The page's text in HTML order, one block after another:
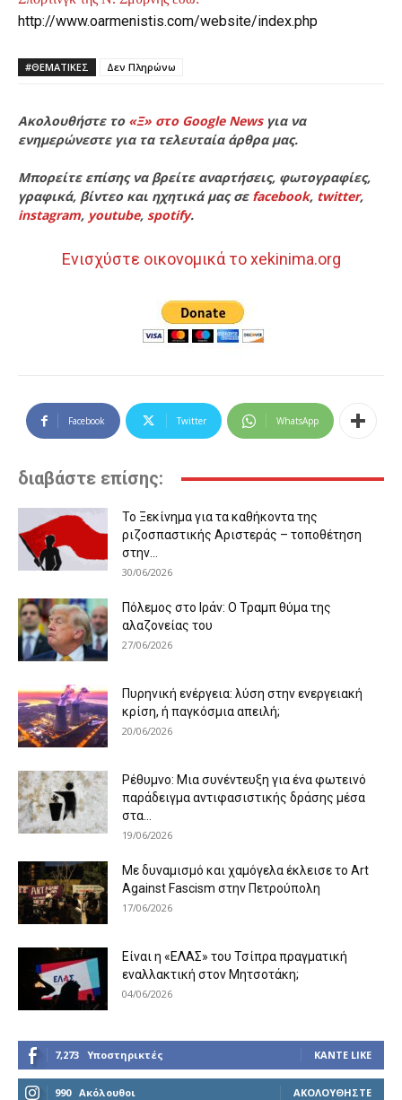
http://www.oarmenistis.com/website/index.php
#ΘΕΜΑΤΙΚΈΣ Δεν Πληρώνω
Ακολουθήστε το «Ξ» στο Google Newsγια να
ενημερώνεστε για τα τελευταία άρθρα μας.
Μπορείτε επίσης να βρείτε αναρτήσεις, φωτογραφίες,
γραφικά, βίντεο και ηχητικά μας σε facebook, twitter,
instagram, youtube, spotify.
Ενισχύστε οικονομικά το xekinima.org
Facebook Twitter WhatsApp
διαβάστε επίσης:
Το Ξεκίνημα για τα καθήκοντα της
ριζοσπαστικής Αριστεράς – τοποθέτηση
στην...
30/06/2026
Πόλεμος στο Ιράν: Ο Τραμπ θύμα της
αλαζονείας του
27/06/2026
Πυρηνική ενέργεια: λύση στην ενεργειακή
κρίση, ή παγκόσμια απειλή;
20/06/2026
Ρέθυμνο: Μια συνέντευξη για ένα φωτεινό
παράδειγμα αντιφασιστικής δράσης μέσα
στα...
19/06/2026
Με δυναμισμό και χαμόγελα έκλεισε το Art
Against Fascism στην Πετρούπολη
17/06/2026
Είναι η «ΕΛΑΣ» του Τσίπρα πραγματική
εναλλακτική στον Μητσοτάκη;
04/06/2026
7,273 Υποστηρικτές ΚΆΝΤΕ LIKE
990 Ακόλουθοι ΑΚΟΛΟΥΘΉΣΤΕ